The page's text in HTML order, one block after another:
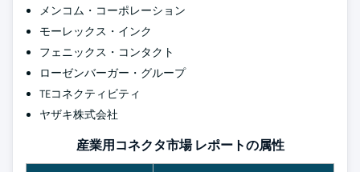
メンコム・コーポレーション
モーレックス・インク
フェニックス・コンタクト
ローゼンバーガー・グループ
TEコネクティビティ
ヤザキ株式会社
産業用コネクタ市場 レポートの属性